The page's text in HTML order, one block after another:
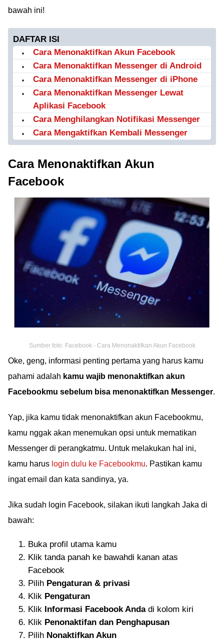
bawah ini!
DAFTAR ISI
Cara Menonaktifkan Akun Facebook
Cara Menonaktifkan Messenger di Android
Cara Menonaktifkan Messenger di iPhone
Cara Menonaktifkan Messenger Lewat
Aplikasi Facebook
Cara Menghilangkan Notifikasi Messenger
Cara Mengaktifkan Kembali Messenger
Cara Menonaktifkan Akun
Facebook
Sumber foto: Facebook - Cara Menonaktifkan Akun Facebook
Oke, geng, informasi penting pertama yang harus kamu
pahami adalah kamu wajib menonaktifkan akun
Facebookmu sebelum bisa menonaktifkan Messenger.
Yap, jika kamu tidak menonaktifkan akun Facebookmu,
kamu nggak akan menemukan opsi untuk mematikan
Messenger di perangkatmu. Untuk melakukan hal ini,
kamu harus login dulu ke Facebookmu. Pastikan kamu
ingat email dan kata sandinya, ya.
Jika sudah login Facebook, silakan ikuti langkah Jaka di
bawah:
Buka profil utama kamu
Klik tanda panah ke bawahdi kanan atas
Facebook
Pilih Pengaturan & privasi
Klik Pengaturan
Klik Informasi Facebook Andadi kolom kiri
Klik Penonaktifan dan Penghapusan
Pilih Nonaktifkan Akun